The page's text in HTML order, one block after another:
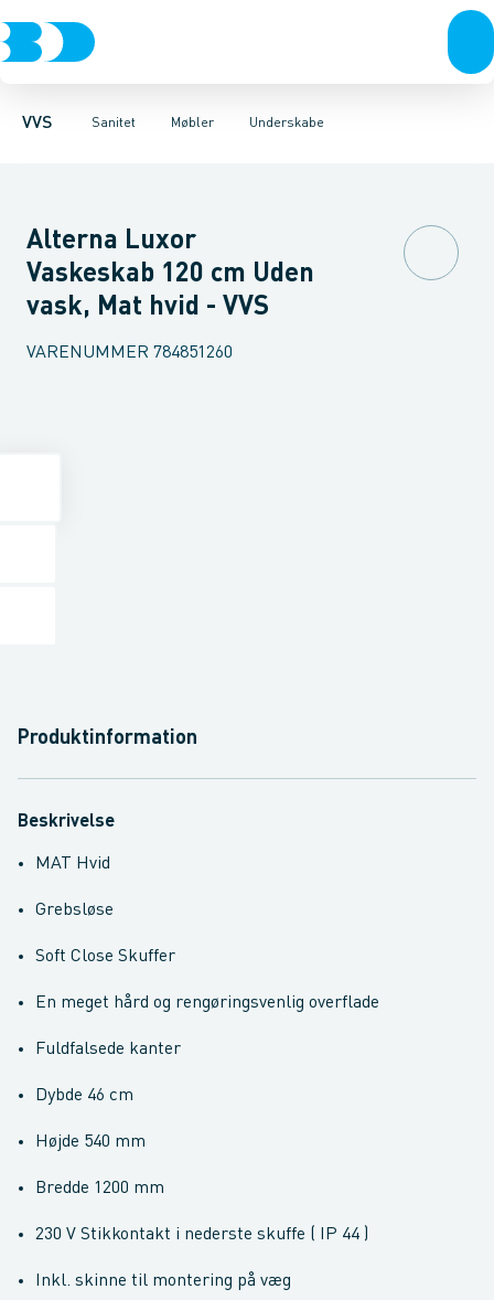
VVS Sanitet
Rør & fittingsPressfittings & rørKuglehaner & ventiler
Møbler
Toiletter, sæder og cisterner VaskeArmaturer
Underskabe
Møbelsæt & pakkerUnderskabeHøjskabe
Alterna Luxor
Vaskeskab 120 cm Uden
vask, Mat hvid - VVS
VARENUMMER 784851260
Produktinformation
Beskrivelse
MAT Hvid
Grebsløse
Soft Close Skuffer
En meget hård og rengøringsvenlig overflade
Fuldfalsede kanter
Dybde 46 cm
Højde 540 mm
Bredde 1200 mm
230 V Stikkontakt i nederste skuffe ( IP 44 )
Inkl. skinne til montering på væg